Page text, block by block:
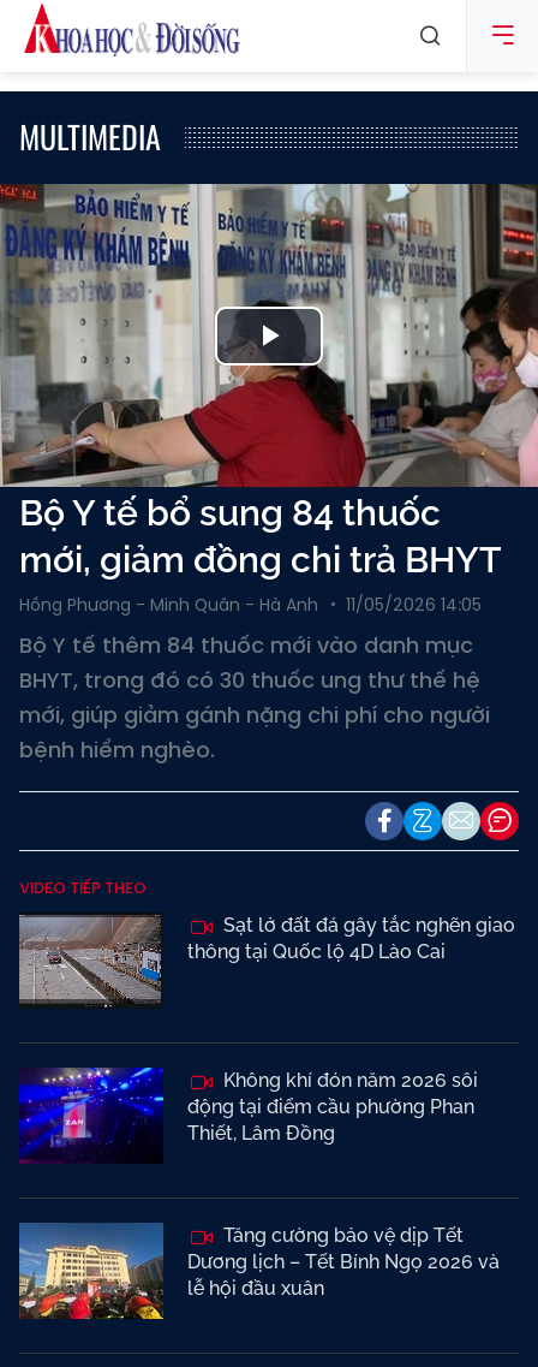
MULTIMEDIA
Play
Video
Bộ Y tế bổ sung 84 thuốc
mới, giảm đồng chi trả BHYT
Hồng Phương - Minh Quân - Hà Anh 11/05/2026 14:05
Bộ Y tế thêm 84 thuốc mới vào danh mục
BHYT, trong đó có 30 thuốc ung thư thế hệ
mới, giúp giảm gánh nặng chi phí cho người
bệnh hiểm nghèo.
VIDEO TIẾP THEO
Sạt lở đất đá gây tắc nghẽn giao
thông tại Quốc lộ 4D Lào Cai
Không khí đón năm 2026 sôi
động tại điểm cầu phường Phan
Thiết, Lâm Đồng
Tăng cường bảo vệ dịp Tết
Dương lịch – Tết Bính Ngọ 2026 và
lễ hội đầu xuân